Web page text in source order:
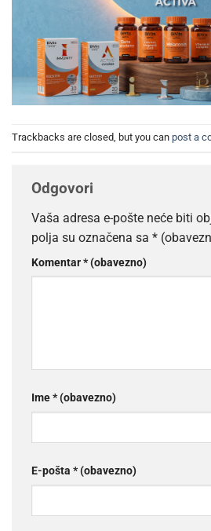
Trackbacks are closed, but you can post a
Odgovori
Vaša adresa e-pošte neće biti
polja su označena sa *
Komentar* (obavezno)
Ime* (obavezno)
E-pošta * (obavezno)